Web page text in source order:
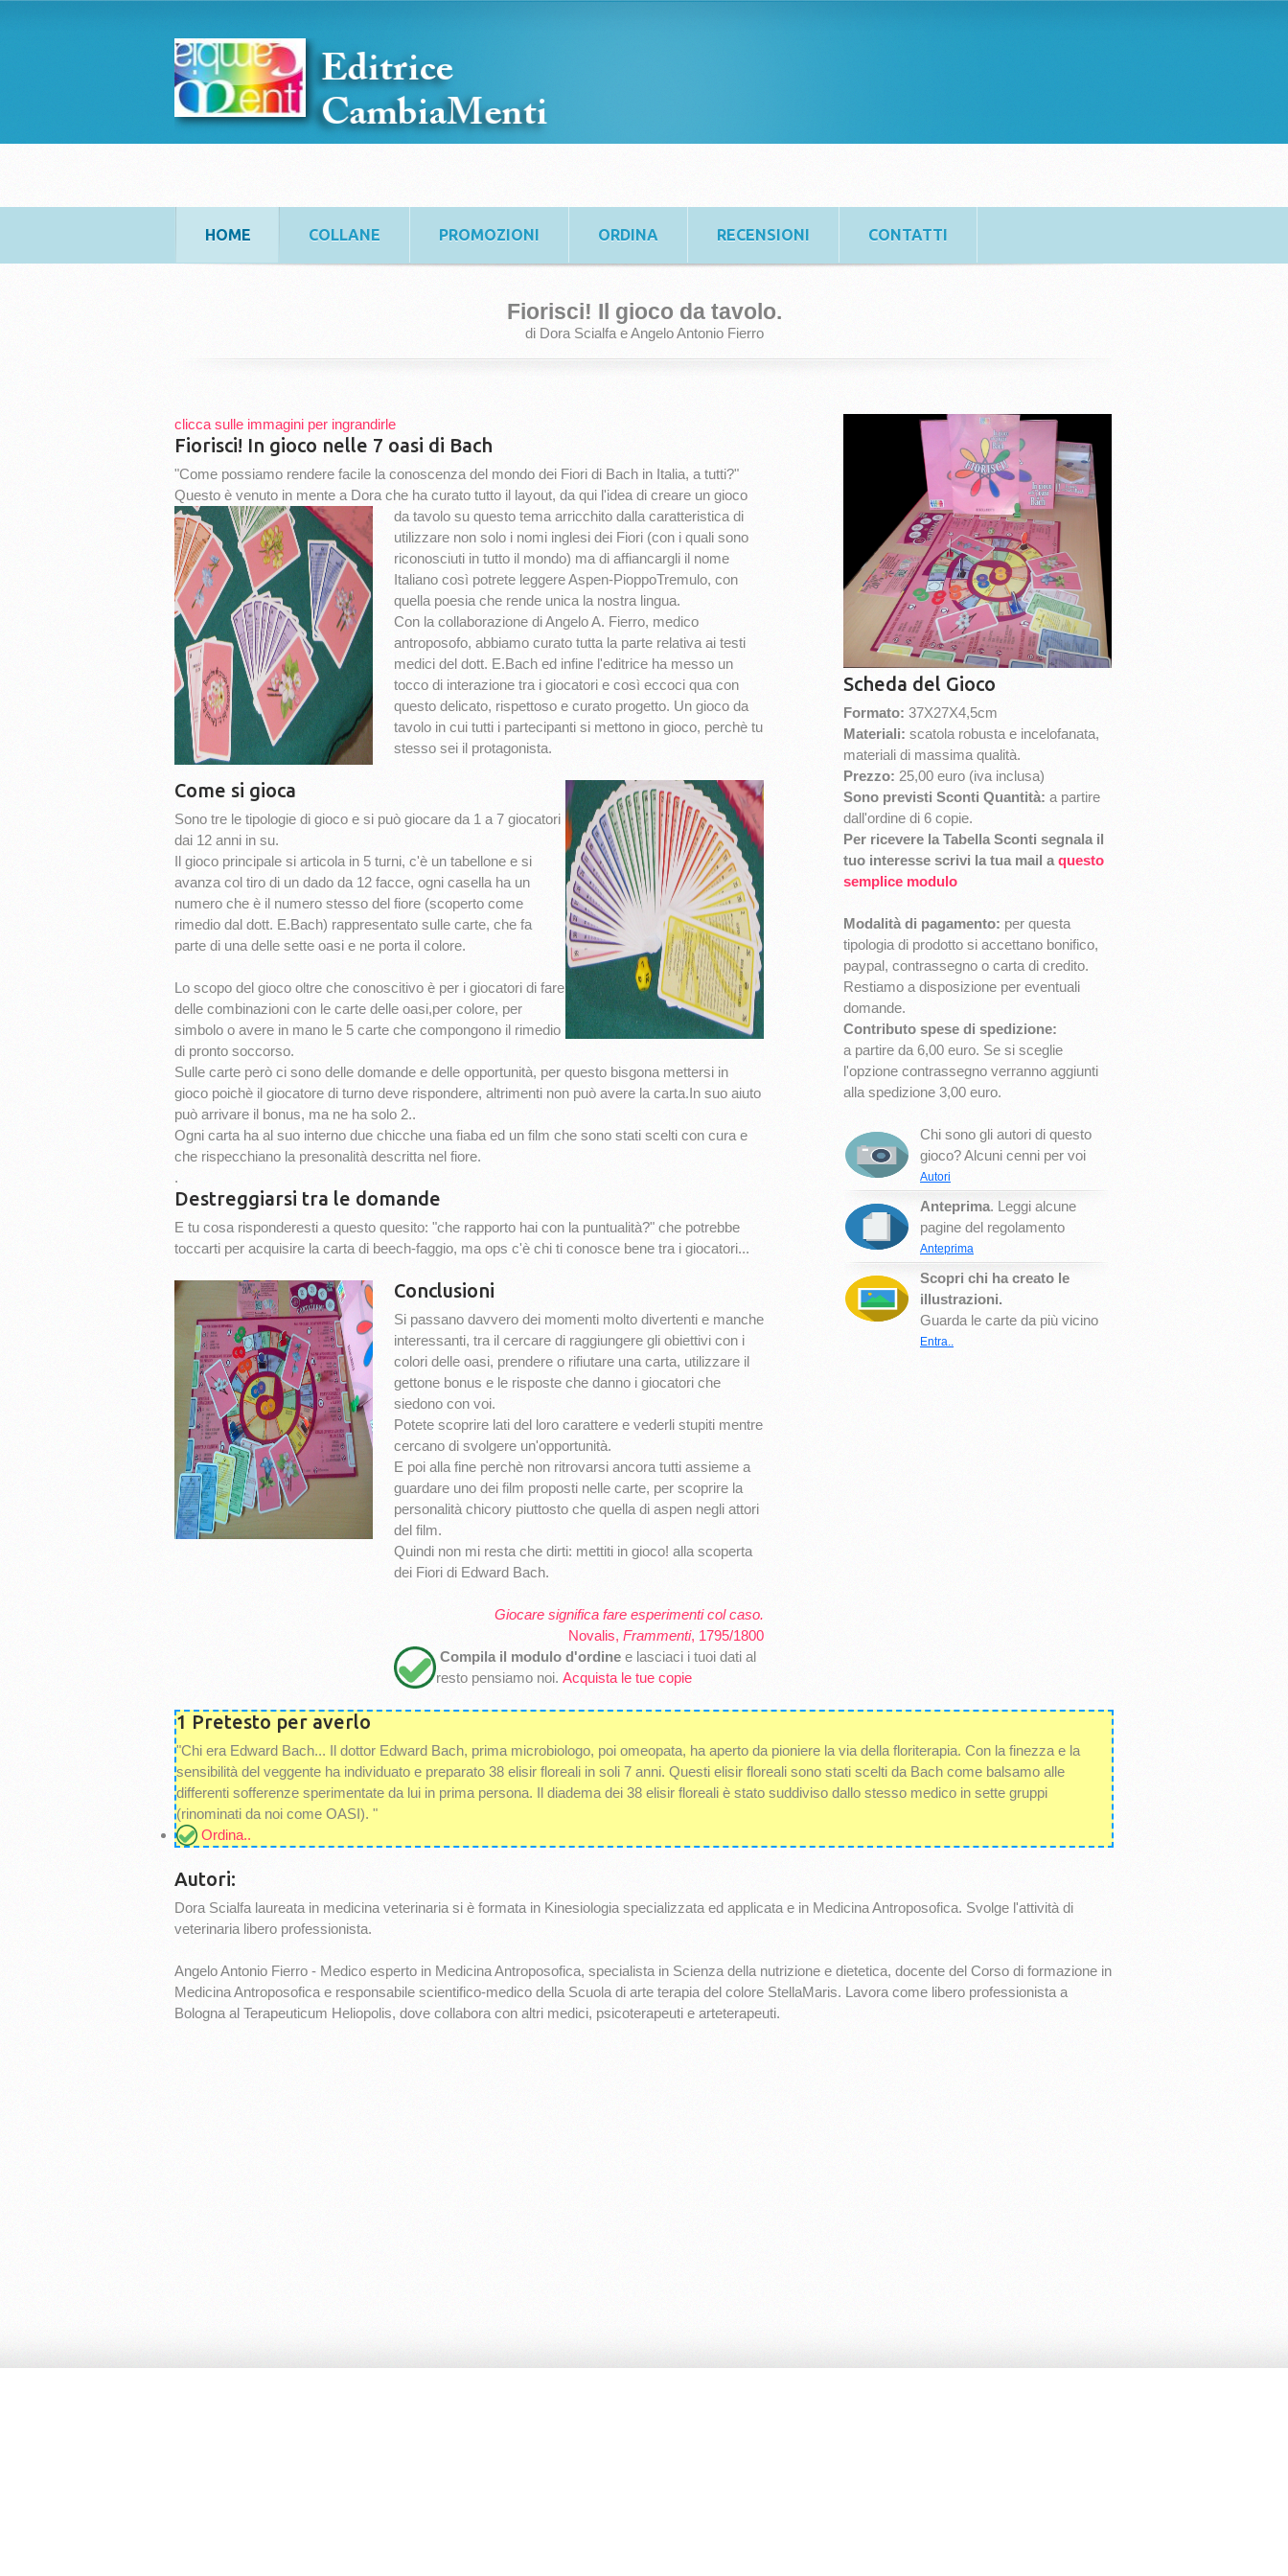
HOME COLLANE PROMOZIONI ORDINA RECENSIONI CONTATTI
Fiorisci! Il gioco da tavolo.
di Dora Scialfa e Angelo Antonio Fierro
clicca sulle immagini per ingrandirle
Fiorisci! In gioco nelle 7 oasi di Bach
"Come possiamo rendere facile la conoscenza del mondo dei Fiori di Bach in Italia, a tutti?"
Questo è venuto in mente a Dora che ha curato tutto il layout, da qui l'idea di creare un gioco
da tavolo su questo tema arricchito dalla caratteristica di
utilizzare non solo i nomi inglesi dei Fiori (con i quali sono
riconosciuti in tutto il mondo) ma di affiancargli il nome
Italiano così potrete leggere Aspen-PioppoTremulo, con
quella poesia che rende unica la nostra lingua.
Con la collaborazione di Angelo A. Fierro, medico
antroposofo, abbiamo curato tutta la parte relativa ai testi
medici del dott. E.Bach ed infine l'editrice ha messo un
tocco di interazione tra i giocatori e così eccoci qua con
questo delicato, rispettoso e curato progetto. Un gioco da
tavolo in cui tutti i partecipanti si mettono in gioco, perchè tu
stesso sei il protagonista.
Come si gioca
Sono tre le tipologie di gioco e si può giocare da 1 a 7 giocatori
dai 12 anni in su.
Il gioco principale si articola in 5 turni, c'è un tabellone e si
avanza col tiro di un dado da 12 facce, ogni casella ha un
numero che è il numero stesso del fiore (scoperto come
rimedio dal dott. E.Bach) rappresentato sulle carte, che fa
parte di una delle sette oasi e ne porta il colore.
Lo scopo del gioco oltre che conoscitivo è per i giocatori di fare
delle combinazioni con le carte delle oasi,per colore, per
simbolo o avere in mano le 5 carte che compongono il rimedio
di pronto soccorso.
Sulle carte però ci sono delle domande e delle opportunità, per questo bisgona mettersi in
gioco poichè il giocatore di turno deve rispondere, altrimenti non può avere la carta.In suo aiuto
può arrivare il bonus, ma ne ha solo 2..
Ogni carta ha al suo interno due chicche una fiaba ed un film che sono stati scelti con cura e
che rispecchiano la presonalità descritta nel fiore.
.
Destreggiarsi tra le domande
E tu cosa risponderesti a questo quesito: "che rapporto hai con la puntualità?" che potrebbe
toccarti per acquisire la carta di beech-faggio, ma ops c'è chi ti conosce bene tra i giocatori...
Conclusioni
Si passano davvero dei momenti molto divertenti e manche
interessanti, tra il cercare di raggiungere gli obiettivi con i
colori delle oasi, prendere o rifiutare una carta, utilizzare il
gettone bonus e le risposte che danno i giocatori che
siedono con voi.
Potete scoprire lati del loro carattere e vederli stupiti mentre
cercano di svolgere un'opportunità.
E poi alla fine perchè non ritrovarsi ancora tutti assieme a
guardare uno dei film proposti nelle carte, per scoprire la
personalità chicory piuttosto che quella di aspen negli attori
del film.
Quindi non mi resta che dirti: mettiti in gioco! alla scoperta
dei Fiori di Edward Bach.
Giocare significa fare esperimenti col caso.
Novalis, Frammenti, 1795/1800
Compila il modulo d'ordine e lasciaci i tuoi dati al
resto pensiamo noi. Acquista le tue copie
Scheda del Gioco
Formato: 37X27X4,5cm
Materiali: scatola robusta e incelofanata,
materiali di massima qualità.
Prezzo: 25,00 euro (iva inclusa)
Sono previsti Sconti Quantità: a partire
dall'ordine di 6 copie.
Per ricevere la Tabella Sconti segnala il
tuo interesse scrivi la tua mail aquesto
semplice modulo
Modalità di pagamento: per questa
tipologia di prodotto si accettano bonifico,
paypal, contrassegno o carta di credito.
Restiamo a disposizione per eventuali
domande.
Contributo spese di spedizione:
a partire da 6,00 euro. Se si sceglie
l'opzione contrassegno verranno aggiunti
alla spedizione 3,00 euro.
Chi sono gli autori di questo
gioco? Alcuni cenni per voi
Autori
Anteprima. Leggi alcune
pagine del regolamento
Anteprima
Scopri chi ha creato le
illustrazioni.
Guarda le carte da più vicino
Entra..
1 Pretesto per averlo
"Chi era Edward Bach... Il dottor Edward Bach, prima microbiologo, poi omeopata, ha aperto da pioniere la via della floriterapia. Con la finezza e la
sensibilità del veggente ha individuato e preparato 38 elisir floreali in soli 7 anni. Questi elisir floreali sono stati scelti da Bach come balsamo alle
differenti sofferenze sperimentate da lui in prima persona. Il diadema dei 38 elisir floreali è stato suddiviso dallo stesso medico in sette gruppi
(rinominati da noi come OASI). "
Ordina..
Autori:
Dora Scialfa laureata in medicina veterinaria si è formata in Kinesiologia specializzata ed applicata e in Medicina Antroposofica. Svolge l'attività di
veterinaria libero professionista.
Angelo Antonio Fierro - Medico esperto in Medicina Antroposofica, specialista in Scienza della nutrizione e dietetica, docente del Corso di formazione in
Medicina Antroposofica e responsabile scientifico-medico della Scuola di arte terapia del colore StellaMaris. Lavora come libero professionista a
Bologna al Terapeuticum Heliopolis, dove collabora con altri medici, psicoterapeuti e arteterapeuti.